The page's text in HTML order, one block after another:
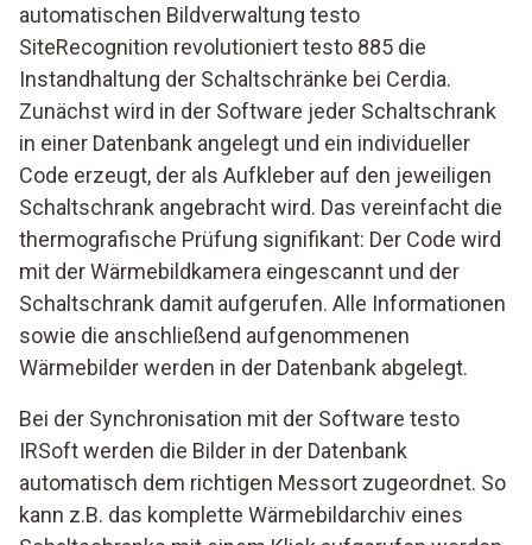
automatischen Bildverwaltung testo
SiteRecognition revolutioniert testo 885 die
Instandhaltung der Schaltschränke bei Cerdia.
Zunächst wird in der Software jeder Schaltschrank
in einer Datenbank angelegt und ein individueller
Code erzeugt, der als Aufkleber auf den jeweiligen
Schaltschrank angebracht wird. Das vereinfacht die
thermografische Prüfung signifikant: Der Code wird
mit der Wärmebildkamera eingescannt und der
Schaltschrank damit aufgerufen. Alle Informationen
sowie die anschließend aufgenommenen
Wärmebilder werden in der Datenbank abgelegt.
Bei der Synchronisation mit der Software testo
IRSoft werden die Bilder in der Datenbank
automatisch dem richtigen Messort zugeordnet. So
kann z.B. das komplette Wärmebildarchiv eines